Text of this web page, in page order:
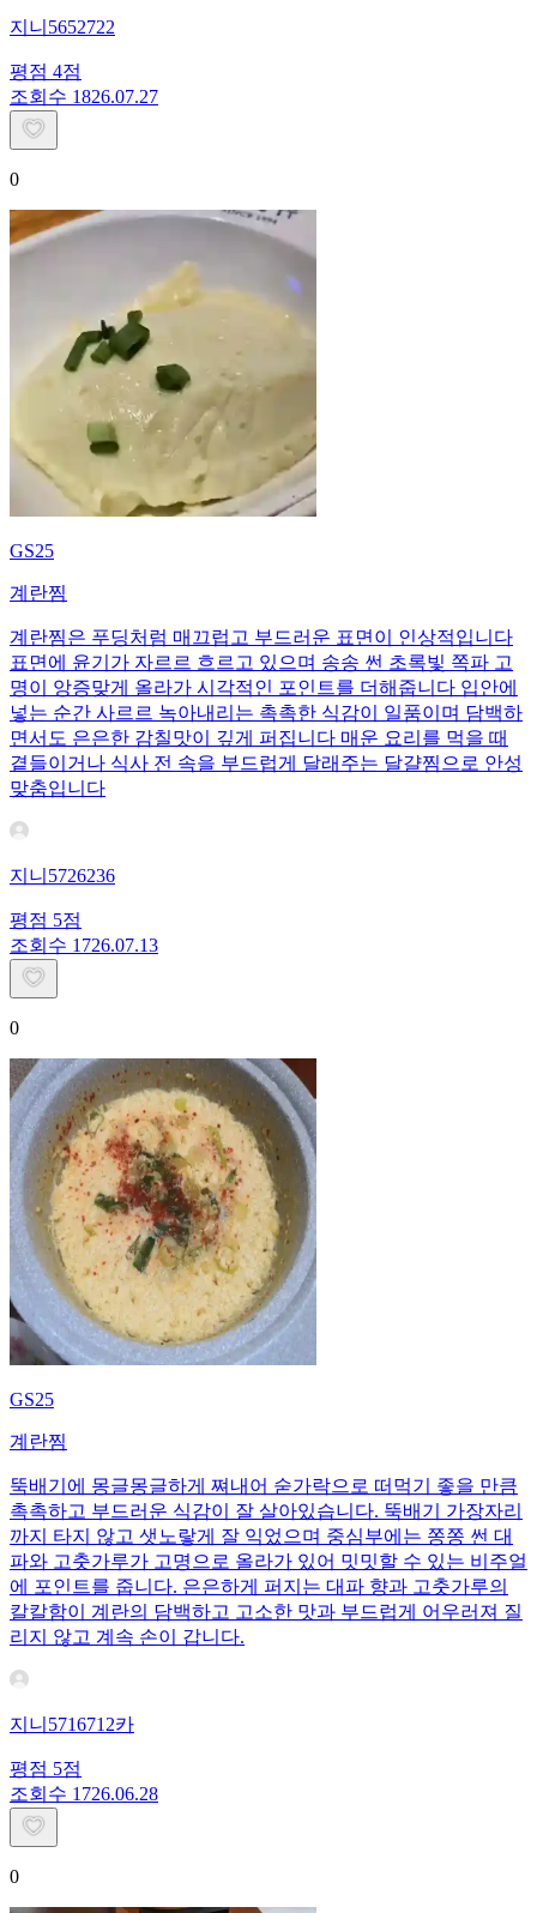
지니5652722
평점 4점
조회수 1826.07.27
0
GS25
계란찜
계란찜은 푸딩처럼 매끄럽고 부드러운 표면이 인상적입니다
표면에 윤기가 자르르 흐르고 있으며 송송 썬 초록빛 쪽파 고
명이 앙증맞게 올라가 시각적인 포인트를 더해줍니다 입안에
넣는 순간 사르르 녹아내리는 촉촉한 식감이 일품이며 담백하
면서도 은은한 감칠맛이 깊게 퍼집니다 매운 요리를 먹을 때
곁들이거나 식사 전 속을 부드럽게 달래주는 달걀찜으로 안성
맞춤입니다
지니5726236
평점 5점
조회수 1726.07.13
0
GS25
계란찜
뚝배기에 몽글몽글하게 쪄내어 숟가락으로 떠먹기 좋을 만큼
촉촉하고 부드러운 식감이 잘 살아있습니다. 뚝배기 가장자리
까지 타지 않고 샛노랗게 잘 익었으며 중심부에는 쫑쫑 썬 대
파와 고춧가루가 고명으로 올라가 있어 밋밋할 수 있는 비주얼
에 포인트를 줍니다. 은은하게 퍼지는 대파 향과 고춧가루의
칼칼함이 계란의 담백하고 고소한 맛과 부드럽게 어우러져 질
리지 않고 계속 손이 갑니다.
지니5716712카
평점 5점
조회수 1726.06.28
0